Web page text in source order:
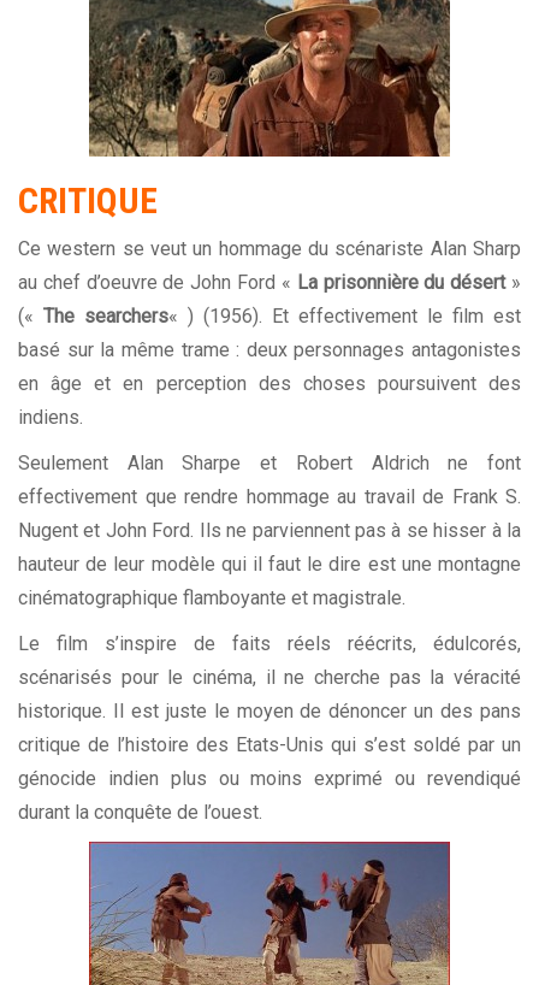
CRITIQUE
Ce western se veut un hommage du scénariste Alan Sharp
au chef d’oeuvre de John Ford « La prisonnière du désert»
(« The searchers« ) (1956). Et effectivement le film est
basé sur la même trame : deux personnages antagonistes
en âge et en perception des choses poursuivent des
indiens.
Seulement Alan Sharpe et Robert Aldrich ne font
effectivement que rendre hommage au travail de Frank S.
Nugent et John Ford. Ils ne parviennent pas à se hisser à la
hauteur de leur modèle qui il faut le dire est une montagne
cinématographique flamboyante et magistrale.
Le film s’inspire de faits réels réécrits, édulcorés,
scénarisés pour le cinéma, il ne cherche pas la véracité
historique. Il est juste le moyen de dénoncer un des pans
critique de l’histoire des Etats-Unis qui s’est soldé par un
génocide indien plus ou moins exprimé ou revendiqué
durant la conquête de l’ouest.